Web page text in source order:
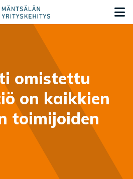
omistettu
on kaikkien
toimijoiden